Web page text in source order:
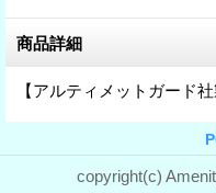
商品詳細
【アルティメットガード
copyright(c)